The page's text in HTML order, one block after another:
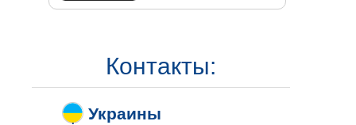
Контакты:
Украины